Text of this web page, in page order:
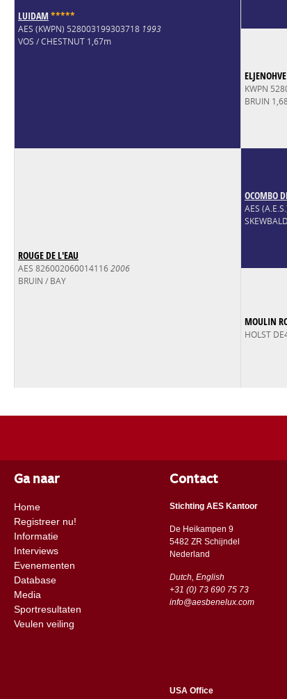
LUIDAM *****
AES (KWPN) 528003199303718 1993
VOS / CHESTNUT 1,67m
ELJENOHVE
KWPN
BRUIN
ROUGE DE L'EAU
AES 8260020600141162006
BRUIN / BAY
OCOMBO
AES
SKEWBALD
MOULIN
HOLST
Ga naar
Home
Registreer nu!
Informatie
Interviews
Evenementen
Database
Media
Sportresultaten
Veulen veiling
Contact
Stichting AES Kantoor
De Heikampen 9
5482 ZR Schijndel
​​Nederland
Dutch, English
+31 (0) 73 690 75 73
info@aesbenelux.com
USA Office